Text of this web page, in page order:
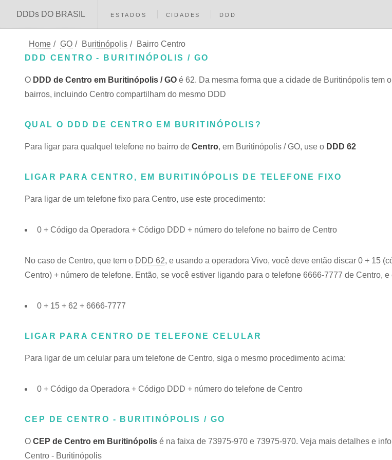
DDDs DO BRASIL ESTADOS CIDADES DDD
Home / GO / Buritinópolis /
Bairro Centro
DDD CENTRO - BURITINÓPOLIS / GO
O DDD de Centro em Buritinópolis / GO é 62. Da mesma forma que a cidade de Buritinópolis tem o
bairros, incluindo Centro compartilham do mesmo DDD
QUAL O DDD DE CENTRO EM BURITINÓPOLIS?
Para ligar para qualquel telefone no bairro de Centro, em Buritinópolis / GO, use o DDD 62
LIGAR PARA CENTRO, EM BURITINÓPOLIS DE TELEFONE FIXO
Para ligar de um telefone fixo para Centro, use este procedimento:
0 + Código da Operadora + Código DDD + número do telefone no bairro de Centro
No caso de Centro, que tem o DDD 62, e usando a operadora Vivo, você deve então discar 0 + 15
Centro) + número de telefone. Então, se você estiver ligando para o telefone 6666-7777 de Centro,
0 + 15 + 62 + 6666-7777
LIGAR PARA CENTRO DE TELEFONE CELULAR
Para ligar de um celular para um telefone de Centro, siga o mesmo procedimento acima:
0 + Código da Operadora + Código DDD + número do telefone de Centro
CEP DE CENTRO - BURITINÓPOLIS / GO
O CEP de Centro em Buritinópolis é na faixa de 73975-970 e 73975-970. Veja mais detalhes e
Centro - Buritinópolis